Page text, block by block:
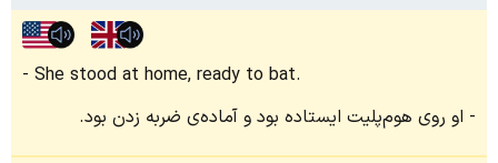
She stood at home, ready to bat.
او روی هوم‌پلیت ایستاده بود و آماده‌ی ضربه‌ زدن بود.